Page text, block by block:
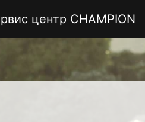
центр CHAMPION